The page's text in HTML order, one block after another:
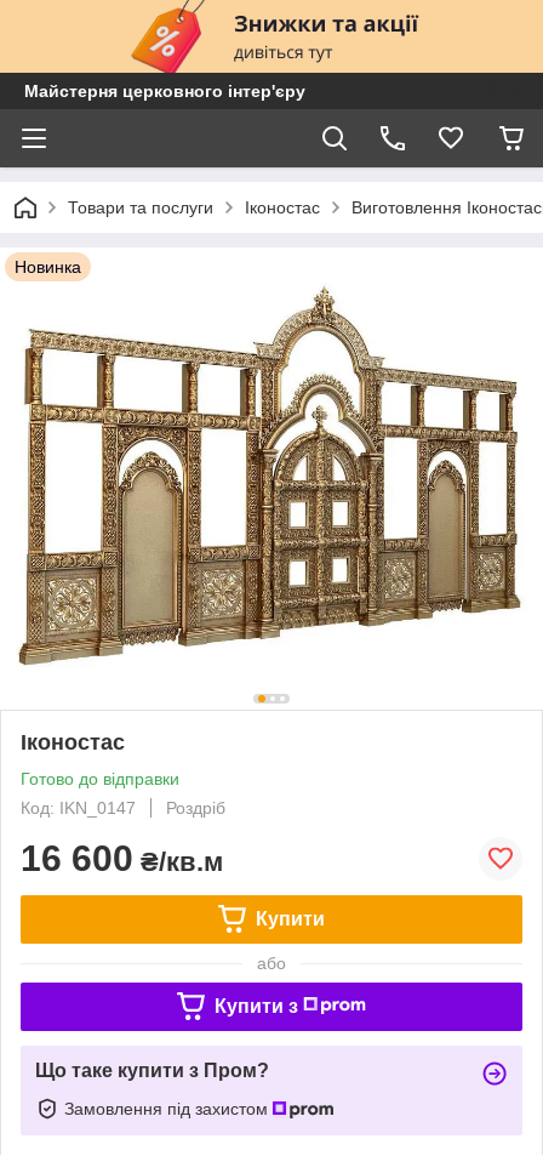
Майстерня церковного інтер'єру
Товари та послуги Іконостас Виготовлення
Новинка
Іконостас
Готово до відправки
Код: IKN_0147
Роздріб
16 600 ₴/кв.м
Купити
або
Купити з
Що таке купити з Пром?
Замовлення під захистом